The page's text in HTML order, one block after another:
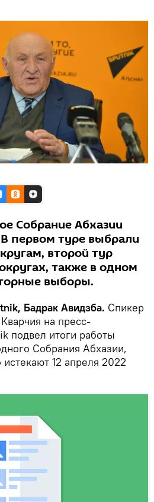
Собрание Абхазии
первом туре выбрали
второй тур
также в одном
выборы.
Бадрак Авидзба. Спикер
на пресс-
подвел итоги работы
Собрания Абхазии,
12 апреля 2022